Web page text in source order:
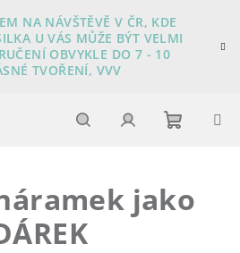
NA NÁVŠTĚVĚ V ČR, KDE
U VÁS MŮŽE BÝT VELMI
OBVYKLE DO 7 - 10
TVOŘENÍ, VVV
košík
jako